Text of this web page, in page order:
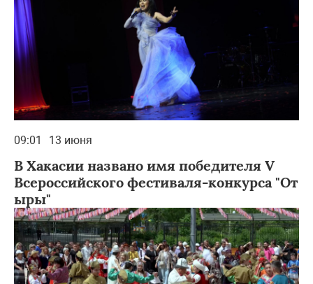
09:01 13 июня
В Хакасии названо имя победителя V
Всероссийского фестиваля-конкурса "От
ыры"